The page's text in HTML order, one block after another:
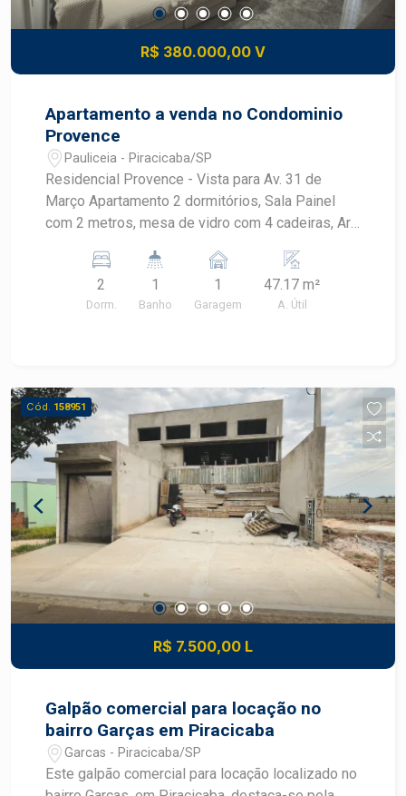
R$ 380.000,00 V
Apartamento a venda no Condominio
Provence
Pauliceia - Piracicaba/SP
Residencial Provence - Vista para Av. 31 de
Março Apartamento 2 dormitórios, Sala Painel
com 2 metros, mesa de vidro com 4 cadeiras, Ar
brastemp, armários , Banheiro social e lavabo (pia
auxiliar ao lado do banheiro) Lavanderia com
armários Dormitório com armário grande - 6
Aquecedor
2
Dorm.
1
Banho
1
Garagem
47.17 m²
A. Útil
Cód. 158951
R$ 7.500,00 L
Galpão comercial para locação no
bairro Garças em Piracicaba
Garcas - Piracicaba/SP
Este galpão comercial para locação localizado no